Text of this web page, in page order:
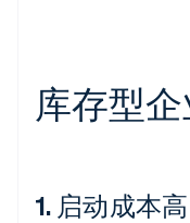
库存型
1. 启动成本高